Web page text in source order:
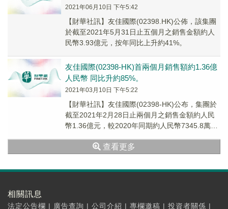
2021年06月10日 下午5:42
【財華社訊】友佳國際(02398.HK)公佈，該集團
於截至2021年5月31日止五個月之銷售金額約人
民幣3.93億元，按年同比上升約41%。
友佳國際(02398-HK)首兩個月銷售額約1.36億
人民幣 同比升約85%。
2021年03月10日 下午5:22
【財華社訊】友佳國際(02398-HK)公布，集團於
截至2021年2月28日止兩個月之銷售金額約人民
幣1.36億元，較2020年同期約人民幣7345.8萬元
查看更多
相關訊息
法定公告欄 | 廣告查詢 | 公司介紹 | 專欄邀稿 | 投資者關係 |